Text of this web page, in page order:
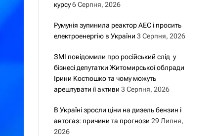
курсу 6 Серпня, 2026
Румунія зупинила реактор АЕС і просить
електроенергію в України 3 Серпня, 2026
ЗМІ повідомили про російський слід у
бізнесі депутатки Житомирської облради
Ірини Костюшко та чому можуть
арештувати її активи 3 Серпня, 2026
В Україні зросли ціни на дизель бензин і
автогаз: причини та прогнози 29 Липня,
2026